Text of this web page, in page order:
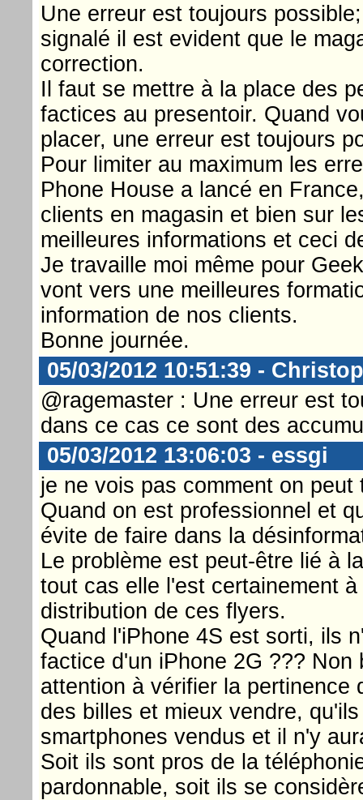
Une erreur est toujours
signalé il est evident que le
correction.
Il faut se mettre à la place des
factices au presentoir. Quand
placer, une erreur est toujours
Pour limiter au maximum les
Phone House a lancé en
clients en magasin et bien sur
meilleures informations et ceci
Je travaille moi même pour
vont vers une meilleures
information de nos clients.
Bonne journée.
05/03/2012 10:51:39 -
@ragemaster : Une erreur est
dans ce cas ce sont des
05/03/2012 13:06:03 - essgi
je ne vois pas comment on
Quand on est professionnel et
évite de faire dans la
Le problème est peut-être lié à
tout cas elle l'est certainement
distribution de ces flyers.
Quand l'iPhone 4S est sorti, ils
factice d'un iPhone 2G ???
attention à vérifier la pertinence
des billes et mieux vendre,
smartphones vendus et il n'y
Soit ils sont pros de la
pardonnable, soit ils se